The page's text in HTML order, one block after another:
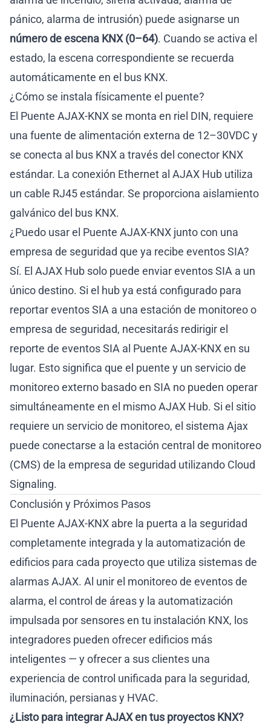
pánico, alarma de intrusión) puede asignarse un
número de escena KNX (0–64). Cuando se activa el
estado, la escena correspondiente se recuerda
automáticamente en el bus KNX.
¿Cómo se instala físicamente el puente?
El Puente AJAX-KNX se monta en riel DIN, requiere
una fuente de alimentación externa de 12–30VDC y
se conecta al bus KNX a través del conector KNX
estándar. La conexión Ethernet al AJAX Hub utiliza
un cable RJ45 estándar. Se proporciona aislamiento
galvánico del bus KNX.
¿Puedo usar el Puente AJAX-KNX junto con una
empresa de seguridad que ya recibe eventos SIA?
Sí. El AJAX Hub solo puede enviar eventos SIA a un
único destino. Si el hub ya está configurado para
reportar eventos SIA a una estación de monitoreo o
empresa de seguridad, necesitarás redirigir el
reporte de eventos SIA al Puente AJAX-KNX en su
lugar. Esto significa que el puente y un servicio de
monitoreo externo basado en SIA no pueden operar
simultáneamente en el mismo AJAX Hub. Si el sitio
requiere un servicio de monitoreo, el sistema Ajax
puede conectarse a la estación central de monitoreo
(CMS) de la empresa de seguridad utilizando Cloud
Signaling.
Conclusión y Próximos Pasos
El Puente AJAX-KNX abre la puerta a la seguridad
completamente integrada y la automatización de
edificios para cada proyecto que utiliza sistemas de
alarmas AJAX. Al unir el monitoreo de eventos de
alarma, el control de áreas y la automatización
impulsada por sensores en tu instalación KNX, los
integradores pueden ofrecer edificios más
inteligentes — y ofrecer a sus clientes una
experiencia de control unificada para la seguridad,
iluminación, persianas y HVAC.
¿Listo para integrar AJAX en tus proyectos KNX?